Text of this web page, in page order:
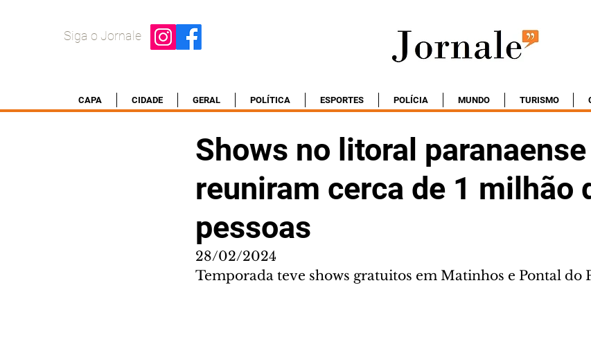
Siga o Jornale
CAPA CIDADE GERAL POLÍTICA ESPORTES POLÍCIA MUNDO TURISMO
Shows no litoral paranaense
reuniram cerca de 1 milhão
pessoas
28/02/2024
Temporada teve shows gratuitos em Matinhos e Pontal do